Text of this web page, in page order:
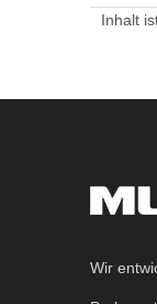
Inhalt
Wir